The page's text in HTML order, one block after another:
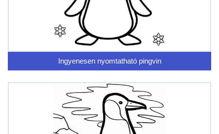
Ingyenesen nyomtatható pingvin